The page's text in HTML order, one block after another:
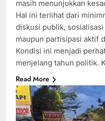
masih menunjukkan
Hal ini terlihat dari
diskusi publik,
maupun partisipasi aktif
Kondisi ini menjadi
menjelang tahun politik.
Read More